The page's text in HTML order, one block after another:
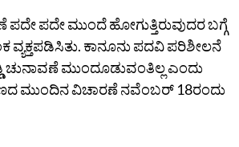
ಪದೇ ಪದೇ ಮುಂದೆ ಹೋಗುತ್ತಿರುವುದರ ಬಗ್ಗೆ
ವ್ಯಕ್ತಪಡಿಸಿತು. ಕಾನೂನು ಪದವಿ ಪರಿಶೀಲನೆ
ಚುನಾವಣೆ ಮುಂದೂಡುವಂತಿಲ್ಲ ಎಂದು
ಮುಂದಿನ ವಿಚಾರಣೆ ನವೆಂಬರ್ 18ರಂದು